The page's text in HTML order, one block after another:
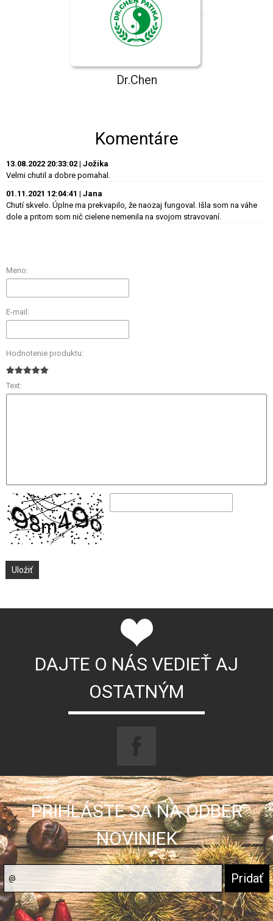
Dr.Chen
Komentáre
13.08.2022 20:33:02 | Jožika
Velmi chutil a dobre pomahal.
01.11.2021 12:04:41 | Jana
Chutí skvelo. Úplne ma prekvapilo, že naozaj fungoval. Išla som na váhe
dole a pritom som nič cielene nemenila na svojom stravovaní.
Meno:
E-mail:
Hodnotenie produktu:
Text:
DAJTE O NÁS VEDIEŤ AJ
OSTATNÝM
PRIHLÁSTE SA NA ODBER
NOVINIEK